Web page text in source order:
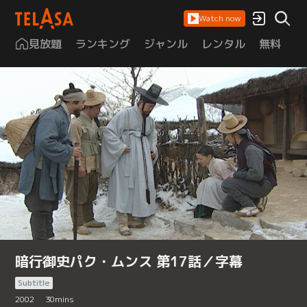
Watch now
見放題 ランキング ジャンル レンタル 無料
暗行御史パク・ムンス 第17話／字幕
Subtitle
2002
30mins